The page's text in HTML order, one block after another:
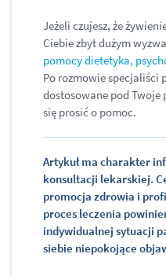
Jeżeli czujesz, że
Ciebie zbyt dużym
pomocy dietetyka,
Po rozmowie
dostosowane pod Twoje
się prosić o pomoc.
Artykuł ma charakter
konsultacji lekarskiej.
promocja zdrowia i
proces leczenia
indywidualnej sytuacji
siebie niepokojące